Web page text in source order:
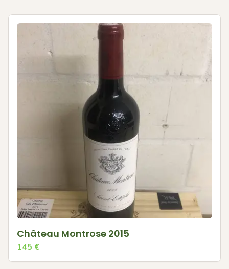
Château Montrose 2015
145 €